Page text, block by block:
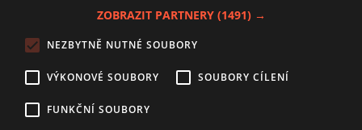
Zásady používání souborů cookies
Autoři
Nastavení cookies
ZOBRAZIT PARTNERY (1491) →
NEZBYTNĚ NUTNÉ SOUBORY
VÝKONOVÉ SOUBORY SOUBORY CÍLENÍ
FUNKČNÍ SOUBORY